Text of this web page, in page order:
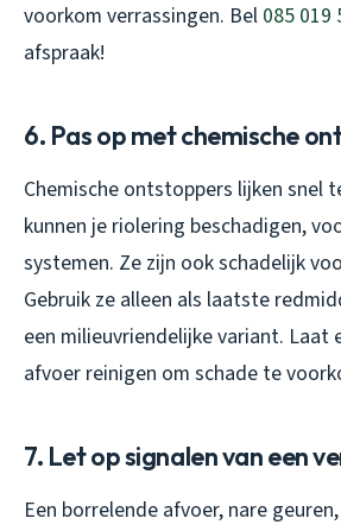
voorkom verrassingen. Bel 085 019
afspraak!
6. Pas op met chemische
Chemische ontstoppers lijken snel
kunnen je riolering beschadigen,
systemen. Ze zijn ook schadelijk
Gebruik ze alleen als laatste
een milieuvriendelijke variant. Laat
afvoer reinigen om schade te
7. Let op signalen van een
Een borrelende afvoer, nare